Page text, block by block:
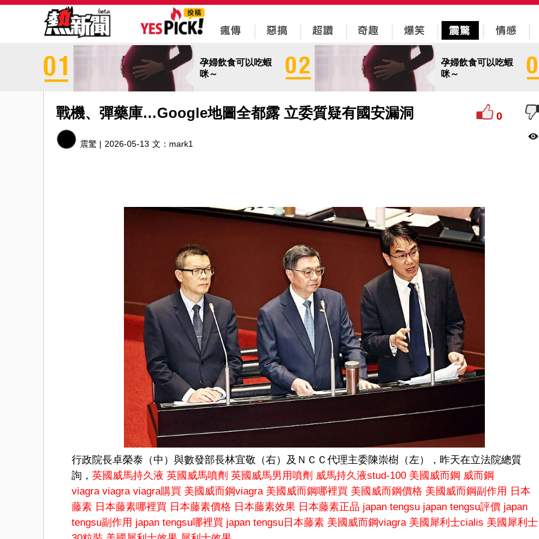
孕婦飲食可以吃蝦
咪～
孕婦飲食可以吃蝦
咪～
戰機、彈藥庫…Google地圖全都露 立委質疑有國安漏洞 0
震驚 | 2026-05-13 文： mark1
行政院長卓榮泰（中）與數發部長林宜敬（右）及ＮＣＣ代理主委陳崇樹（左），昨天在立法院總質
詢， 英國威馬持久液 英國威馬噴劑 英國威馬男用噴劑 威馬持久液stud-100 美國威而鋼 威而鋼
viagra viagra viagra購買 美國威而鋼viagra 美國威而鋼哪裡買 美國威而鋼價格 美國威而鋼副作用
日本
藤素 日本藤素哪裡買 日本藤素價格 日本藤素效果 日本藤素正品 japan tengsu japan tengsu評價 japan
tengsu副作用 japan tengsu哪裡買 japan tengsu日本藤素 美國威而鋼viagra 美國犀利士cialis 美國犀利士